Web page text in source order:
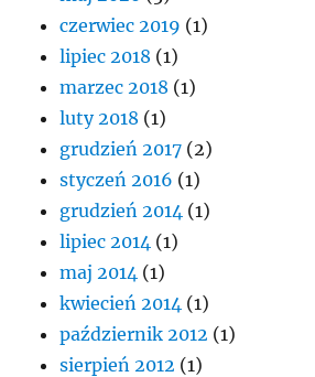
czerwiec 2019 (1)
lipiec 2018 (1)
marzec 2018 (1)
luty 2018 (1)
grudzień 2017 (2)
styczeń 2016 (1)
grudzień 2014 (1)
lipiec 2014 (1)
maj 2014 (1)
kwiecień 2014 (1)
październik 2012 (1)
sierpień 2012 (1)